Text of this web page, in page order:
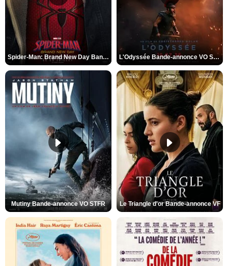
Spider-Man: Brand New Day Bande-annonce VO STFR L'Odyssée Bande-annonce VO STFR
Mutiny Bande-annonce VO STFR Le Triangle d'or Bande-annonce VF